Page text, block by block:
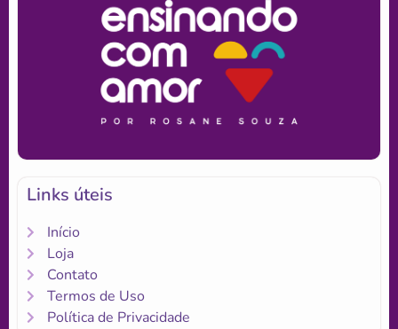
Links úteis
Início
Loja
Contato
Termos de Uso
Política de Privacidade